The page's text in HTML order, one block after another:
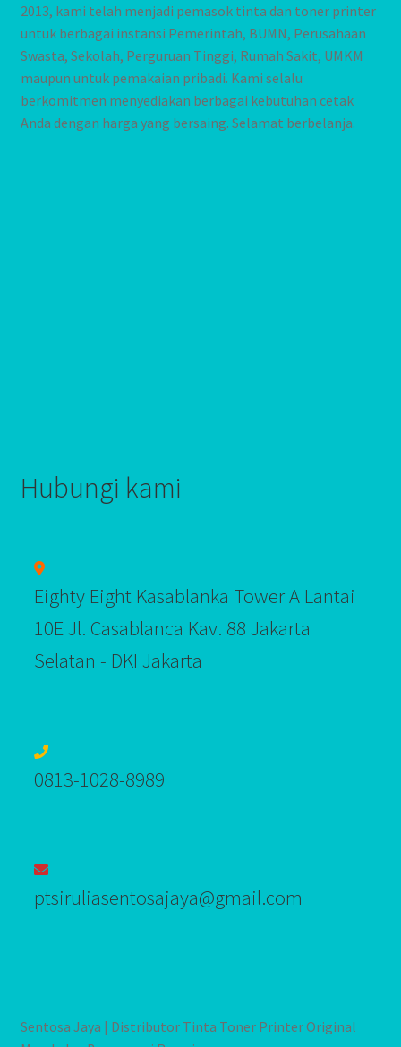
2013, kami telah menjadi pemasok tinta dan toner printer
untuk berbagai instansi Pemerintah, BUMN, Perusahaan
Swasta, Sekolah, Perguruan Tinggi, Rumah Sakit, UMKM
maupun untuk pemakaian pribadi. Kami selalu
berkomitmen menyediakan berbagai kebutuhan cetak
Anda dengan harga yang bersaing. Selamat berbelanja.
Hubungi kami
Eighty Eight Kasablanka Tower A Lantai
10E Jl. Casablanca Kav. 88 Jakarta
Selatan - DKI Jakarta
0813-1028-8989‬
ptsiruliasentosajaya@gmail.com
Sentosa Jaya | Distributor Tinta Toner Printer Original